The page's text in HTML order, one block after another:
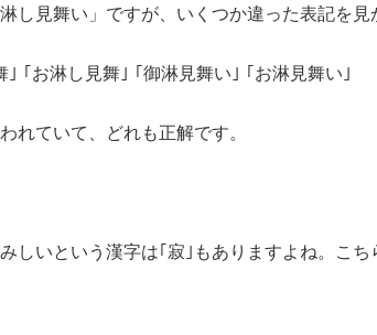
し見舞い」ですが、いくつか違った表記を見
｣ ｢お淋し見舞｣ ｢御淋見舞い｣ ｢お淋見舞い｣
れていて、どれも正解です。
しいという漢字は｢寂｣もありますよね。こ